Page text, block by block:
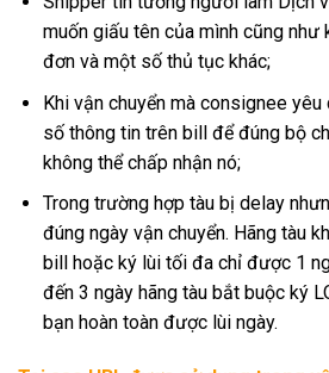
muốn giấu tên của mình cũng như
đơn và một số thủ tục khác;
Khi vận chuyển mà consignee
số thông tin trên bill để đúng bộ
không thể chấp nhận nó;
Trong trường hợp tàu bị delay
đúng ngày vận chuyển. Hãng tàu
bill hoặc ký lùi tối đa chỉ được 1
đến 3 ngày hãng tàu bắt buộc ký
bạn hoàn toàn được lùi ngày.